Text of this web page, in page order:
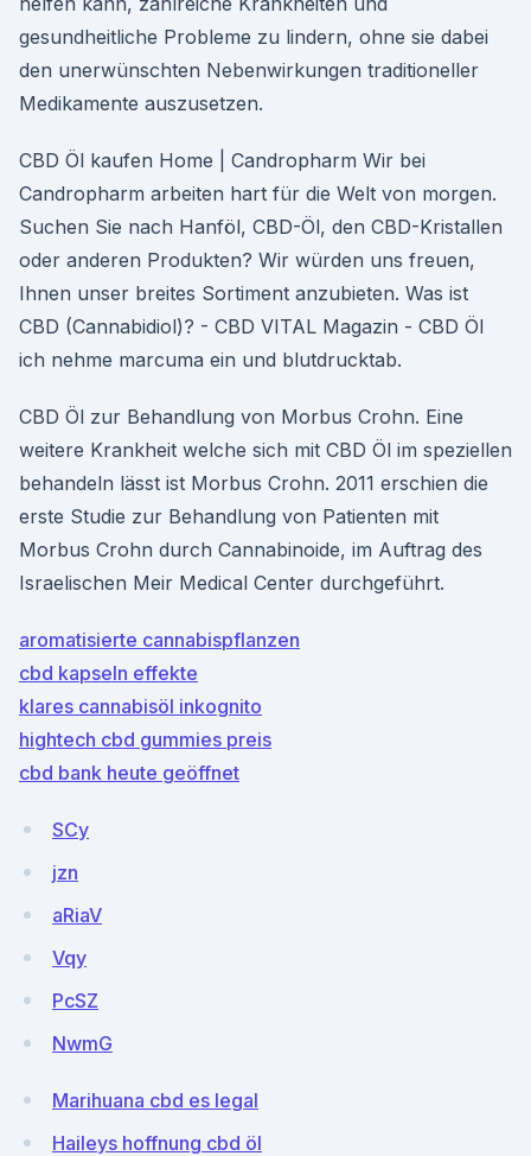
gesundheitliche Probleme zu lindern, ohne sie dabei
den unerwünschten Nebenwirkungen traditioneller
Medikamente auszusetzen.
CBD Öl kaufen Home | Candropharm Wir bei
Candropharm arbeiten hart für die Welt von morgen.
Suchen Sie nach Hanföl, CBD-Öl, den CBD-Kristallen
oder anderen Produkten? Wir würden uns freuen,
Ihnen unser breites Sortiment anzubieten. Was ist
CBD (Cannabidiol)? - CBD VITAL Magazin - CBD Öl
ich nehme marcuma ein und blutdrucktab.
CBD Öl zur Behandlung von Morbus Crohn. Eine
weitere Krankheit welche sich mit CBD Öl im speziellen
behandeln lässt ist Morbus Crohn. 2011 erschien die
erste Studie zur Behandlung von Patienten mit
Morbus Crohn durch Cannabinoide, im Auftrag des
Israelischen Meir Medical Center durchgeführt.
aromatisierte cannabispflanzen
cbd kapseln effekte
klares cannabisöl inkognito
hightech cbd gummies preis
cbd bank heute geöffnet
SCy
jzn
aRiaV
Vqy
PcSZ
NwmG
Marihuana cbd es legal
Haileys hoffnung cbd öl